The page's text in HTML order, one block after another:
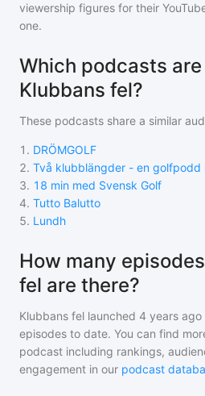
viewership figures for their
one.
Which podcasts
Klubbans fel?
These podcasts share a similar
1 . DRÖMGOLF
2. Två klubblängder - en golfpodd
3. 18 min med Svensk Golf
4. Tutto Balutto
5. Lundh
How many
fel are there?
Klubbans fel launched 4 years ago
episodes to date. You can find
podcast including rankings,
engagement in our podcast